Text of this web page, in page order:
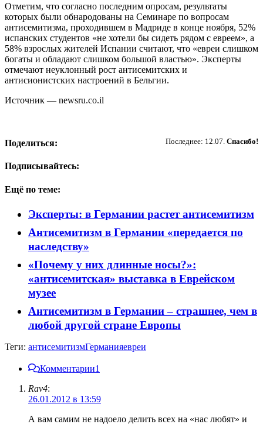
Отметим, что согласно последним опросам, результаты
которых были обнародованы на Семинаре по вопросам
антисемитизма, проходившем в Мадриде в конце ноября, 52%
испанских студентов «не хотели бы сидеть рядом с евреем», а
58% взрослых жителей Испании считают, что «евреи слишком
богаты и обладают слишком большой властью». Эксперты
отмечают неуклонный рост антисемитских и
антисионистских настроений в Бельгии.
Источник — newsru.co.il
Последнее: 12.07. Спасибо!
Поделиться:
Подписывайтесь:
Ещё по теме:
Эксперты: в Германии растет антисемитизм
Антисемитизм в Германии «передается по
наследству»
«Почему у них длинные носы?»:
«антисемитская» выставка в Еврейском
музее
Антисемитизм в Германии – страшнее, чем в
любой другой стране Европы
Теги: антисемитизмГерманияевреи
Комментарии1
Rav4:
26.01.2012 в 13:59
А вам самим не надоело делить всех на «нас любят» и